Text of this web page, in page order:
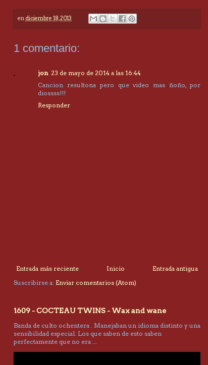
en diciembre 18, 2013
1 comentario:
jon 23 de mayo de 2014 a las 16:44
Cancion resultona pero que video mas ñoño, por
diossss!!!
Responder
Entrada más reciente Entrada antigua
Inicio
Suscribirse a: Enviar comentarios (Atom)
1609 - COCTEAU TWINS - Wax and wane
Banda de culto ochentera . Manejaban un idioma distinto y una
sensibilidad especial. Los que saben de esto saben
perfectamente que no era ...